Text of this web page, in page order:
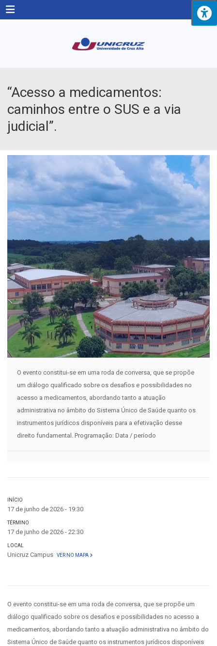
Menu
“Acesso a medicamentos:
caminhos entre o SUS e a via
judicial”.
O evento constitui-se em uma roda de conversa, que se propõe
um diálogo qualificado sobre os desafios e possibilidades no
acesso a medicamentos, abordando tanto a atuação
administrativa no âmbito do Sistema Único de Saúde quanto os
instrumentos jurídicos disponíveis para a efetivação desse
direito fundamental. Programação: Data / período
INÍCIO
17 de junho de 2026 - 19:30
TÉRMINO
17 de junho de 2026 - 22:30
LOCAL
Unicruz Campus VER NO MAPA
O evento constitui-se em uma roda de conversa, que se propõe um
diálogo qualificado sobre os desafios e possibilidades no acesso a
medicamentos, abordando tanto a atuação administrativa no âmbito do
Sistema Único de Saúde quanto os instrumentos jurídicos disponíveis